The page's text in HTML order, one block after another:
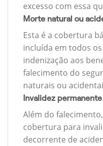
excesso com essa
Morte natural ou
Esta é a cobertura
incluída em todos
indenização aos
falecimento do
naturais ou
Invalidez permanente
Além do
cobertura para
decorrente de